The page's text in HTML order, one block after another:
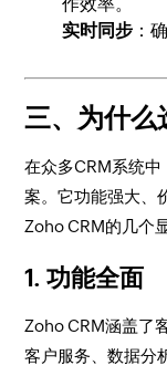
实时同步 ：
三、为什么
在众多CRM系统
案。它功能强大、
Zoho CRM的几个
1.功能全面
Zoho CRM涵盖了
客户服务、数据分